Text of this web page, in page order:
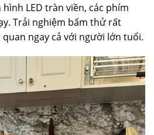
hình LED tràn viền, các phím
Trải nghiệm bấm thử rất
ngay cả với người lớn tuổi.